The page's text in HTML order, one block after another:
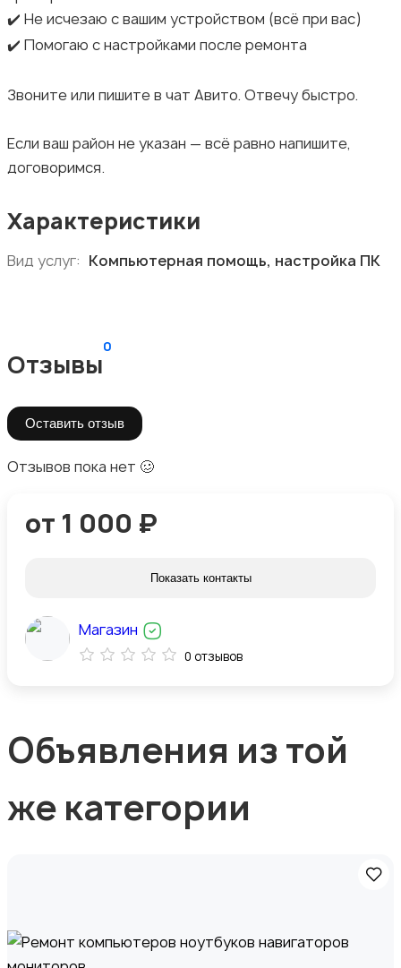
✔️ Не исчезаю с вашим устройством (всё при вас)
✔️ Помогаю с настройками после ремонта
Звоните или пишите в чат Авито. Отвечу быстро.
Если ваш район не указан — всё равно напишите,
договоримся.
Характеристики
Вид услуг: Компьютерная помощь, настройка ПК
Отзывы
0
Оставить отзыв
Отзывов пока нет 🥴
от 1 000 ₽
Показать контакты
Магазин
0 отзывов
Объявления из той
же категории